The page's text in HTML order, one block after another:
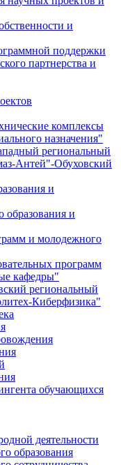
и
поддержки
партнерства и
комплексы
назначения"
региональный
Антей"-Обуховский
и
образования и
и молодежного
программ
кафедры"
региональный
Киберфизика"
обучающихся
деятельности
образования